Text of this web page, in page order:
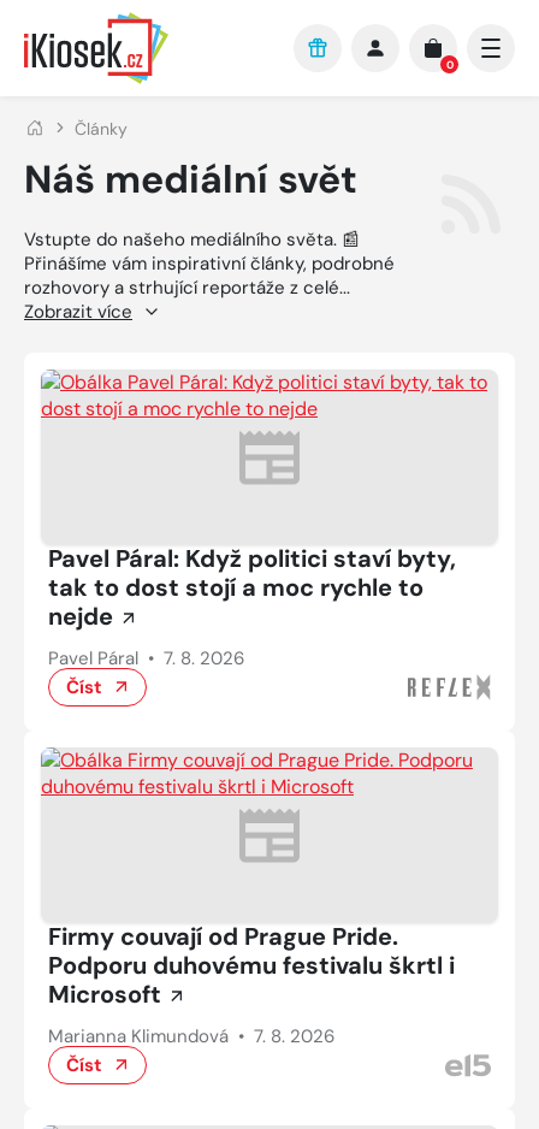
Přejít na hlavní obsah
0
Články
Náš mediální svět
Vstupte do našeho mediálního světa. 📰
Přinášíme vám inspirativní články, podrobné
rozhovory a strhující reportáže z celé...
Zobrazit více
Pavel Páral: Když politici staví byty,
tak to dost stojí a moc rychle to
nejde
Pavel Páral • 7. 8. 2026
Číst
Firmy couvají od Prague Pride.
Podporu duhovému festivalu škrtl i
Microsoft
Marianna Klimundová • 7. 8. 2026
Číst